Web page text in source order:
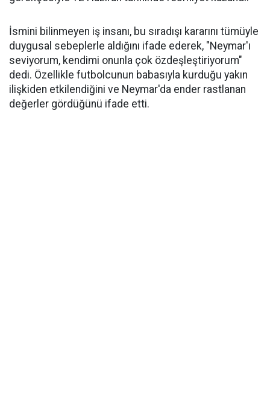
İsmini bilinmeyen iş insanı, bu sıradışı kararını tümüyle
duygusal sebeplerle aldığını ifade ederek, "Neymar'ı
seviyorum, kendimi onunla çok özdeşleştiriyorum"
dedi. Özellikle futbolcunun babasıyla kurduğu yakın
ilişkiden etkilendiğini ve Neymar'da ender rastlanan
değerler gördüğünü ifade etti.